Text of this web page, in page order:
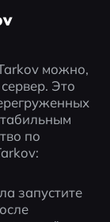
можно,
Это
по
запустите